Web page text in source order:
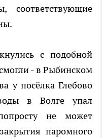
соответствующие
с подобной
- в Рыбинском
у посёлка Глебово
в Волге упал
не может
паромного